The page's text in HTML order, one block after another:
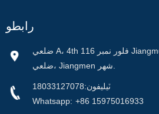
رابطو
ضلعي A، 4th فلور نمبر 116 Jiangmu روڊ، Jianghai
ٽيليفون:18033127078
Whatsapp: +86 15975016933